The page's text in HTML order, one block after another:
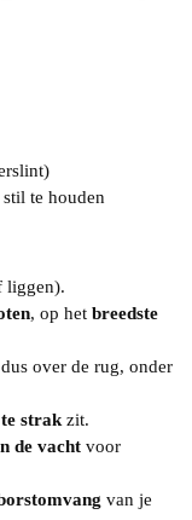
te houden
liggen).
, op het breedste
over de rug, onder
strakzit.
de vachtvoor
van je